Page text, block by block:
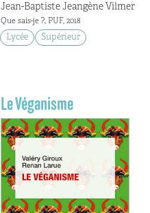
Jean-Baptiste Jeangène Vilmer
Que sais-je ?, PUF, 2018
Lycée Supérieur
Le Véganisme